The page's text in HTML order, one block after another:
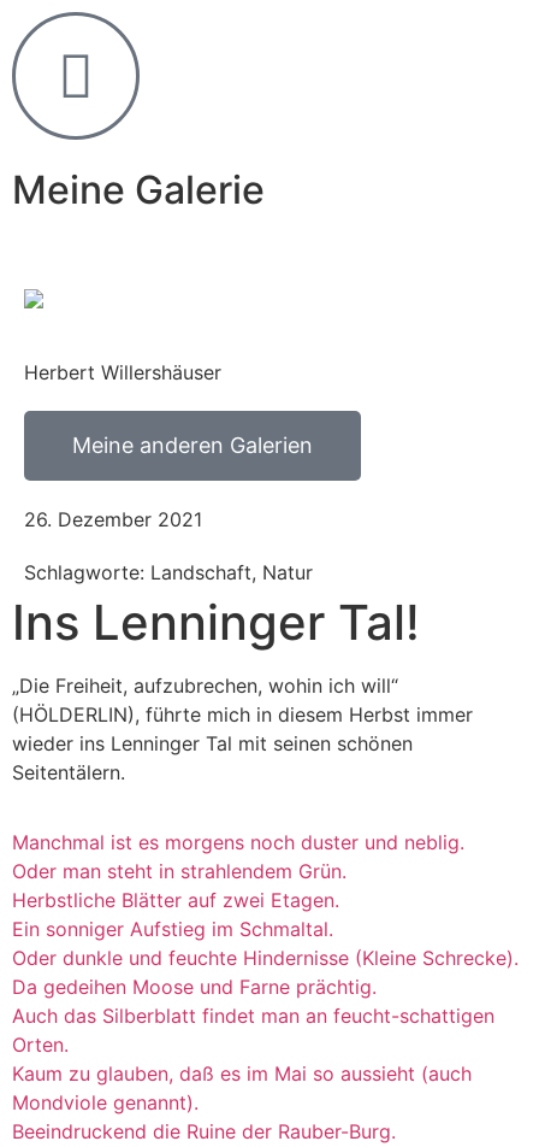
Meine Galerie
Herbert Willershäuser
Meine anderen Galerien
26. Dezember 2021
Schlagworte: Landschaft, Natur
Ins Lenninger Tal!
„Die Freiheit, aufzubrechen, wohin ich will“
(HÖLDERLIN), führte mich in diesem Herbst immer
wieder ins Lenninger Tal mit seinen schönen
Seitentälern.
Manchmal ist es morgens noch duster und neblig.
Oder man steht in strahlendem Grün.
Herbstliche Blätter auf zwei Etagen.
Ein sonniger Aufstieg im Schmaltal.
Oder dunkle und feuchte Hindernisse (Kleine Schrecke).
Da gedeihen Moose und Farne prächtig.
Auch das Silberblatt findet man an feucht-schattigen
Orten.
Kaum zu glauben, daß es im Mai so aussieht (auch
Mondviole genannt).
Beeindruckend die Ruine der Rauber-Burg.